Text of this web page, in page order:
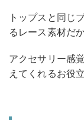
トップスと同じ
るレース素材だ
アクセサリー感
えてくれるお役